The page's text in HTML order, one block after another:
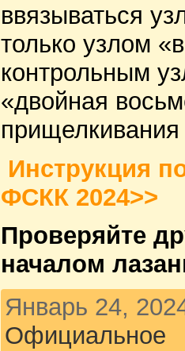
ввязываться
только узлом
контрольным
«двойная
Инструкция
ФСКК 2024>>
Проверяйте
началом
Январь 24,
Официальное